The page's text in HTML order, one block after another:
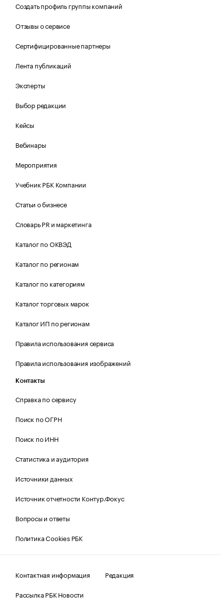
Создать профиль группы компаний
Отзывы о сервисе
Сертифицированные партнеры
Лента публикаций
Эксперты
Выбор редакции
Кейсы
Вебинары
Мероприятия
Учебник РБК Компании
Статьи о бизнесе
Словарь PR и маркетинга
Каталог по ОКВЭД
Каталог по регионам
Каталог по категориям
Каталог торговых марок
Каталог ИП по регионам
Правила использования сервиса
Правила использования изображений
Контакты
Справка по сервису
Поиск по ОГРН
Поиск по ИНН
Статистика и аудитория
Источники данных
Источник отчетности Контур.Фокус
Вопросы и ответы
Политика Cookies РБК
Контактная информация
Редакция
Рассылка РБК Новости